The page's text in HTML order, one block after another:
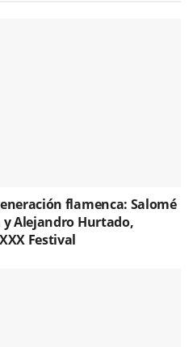
flamenca: Salomé
y Alejandro Hurtado,
Festival